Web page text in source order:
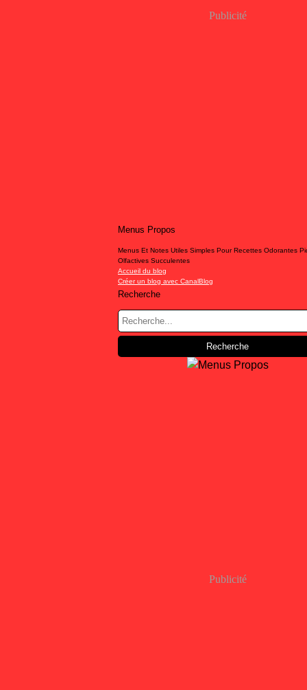
Publicité
Menus Propos
Menus Et Notes Utiles Simples Pour Recettes Odorantes
Olfactives Succulentes
Accueil du blog
Créer un blog avec CanalBlog
Recherche
Publicité